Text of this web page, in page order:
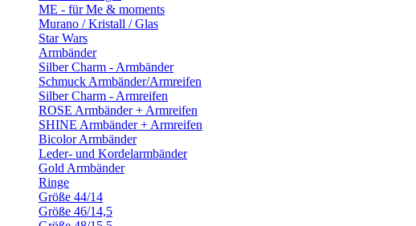
ME - für Me & moments
Murano / Kristall / Glas
Star Wars
Armbänder
Silber Charm - Armbänder
Schmuck Armbänder/Armreifen
Silber Charm - Armreifen
ROSE Armbänder + Armreifen
SHINE Armbänder + Armreifen
Bicolor Armbänder
Leder- und Kordelarmbänder
Gold Armbänder
Ringe
Größe 44/14
Größe 46/14,5